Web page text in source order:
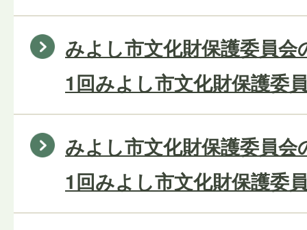
みよし市文化財保護委員会
1回みよし市文化財保護委
みよし市文化財保護委員会
1回みよし市文化財保護委